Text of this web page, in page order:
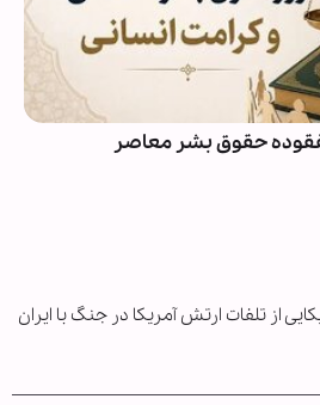
حقوق بشر معاصر
از تلفات ارتش آمریکا در جنگ با ایران